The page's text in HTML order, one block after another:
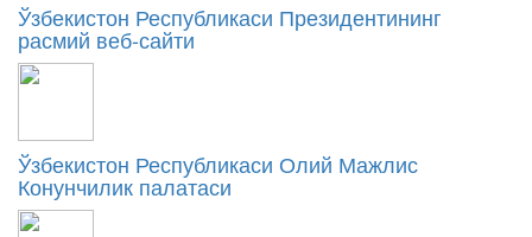
Ўзбекистон Республикаси Президентининг
расмий веб-сайти
Ўзбекистон Республикаси Олий Мажлис
Конунчилик палатаси